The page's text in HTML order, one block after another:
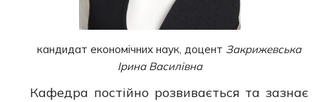
кандидат економічних наук, доцент Закрижевська
Ірина Василівна
Кафедра постійно розвивається та зазнає